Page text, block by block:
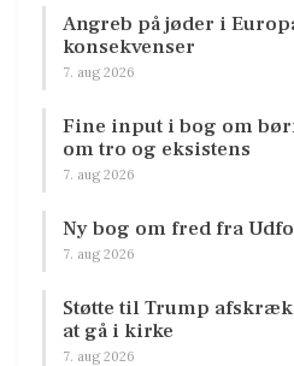
Angreb på jøder i
konsekvenser
7. aug 2026
Fine input i bog om
om tro og eksistens
7. aug 2026
Ny bog om fred fra
7. aug 2026
Støtte til Trump
at gå i kirke
7. aug 2026